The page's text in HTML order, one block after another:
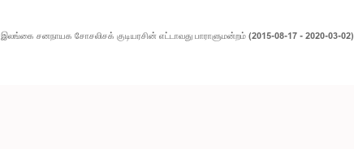
இலங்கை சனநாயக சோசலிசக் குடியரசின் எட்டாவது பாராளுமன்றம் (2015-08-17 - 2020-03-02)